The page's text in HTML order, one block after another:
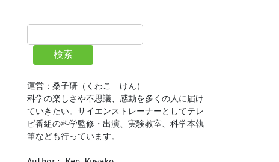
検索
運営：桑子研（くわこ　けん）
科学の楽しさや不思議、感動を多くの人に届け
ていきたい。サイエンストレーナーとしてテレ
ビ番組の科学監修・出演、実験教室、科学本執
筆なども行っています。